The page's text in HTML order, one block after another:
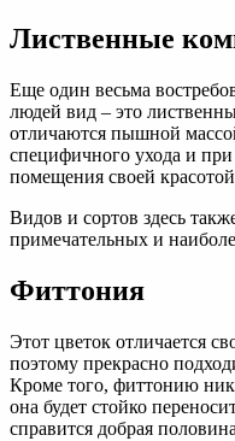
Лиственные
Еще один весьма
людей вид – это
отличаются пышной
специфичного ухода и
помещения своей
Видов и сортов здесь
примечательных и
Фиттония
Этот цветок отличается
поэтому прекрасно
Кроме того, фиттонию
она будет стойко
справится добрая